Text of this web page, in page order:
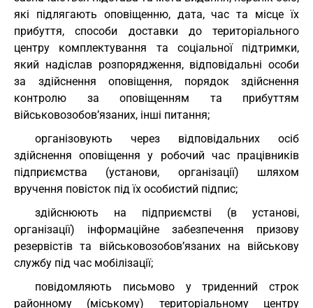
які підлягають оповіщенню, дата, час та місце їх
прибуття, способи доставки до територіального
центру комплектування та соціальної підтримки,
який надіслав розпорядження, відповідальні особи
за здійснення оповіщення, порядок здійснення
контролю за оповіщенням та прибуттям
військовозобов’язаних, інші питання;
організовують через відповідальних осіб
здійснення оповіщення у робочий час працівників
підприємства (установи, організації) шляхом
вручення повісток під їх особистий підпис;
здійснюють на підприємстві (в установі,
організації) інформаційне забезпечення призову
резервістів та військовозобов’язаних на військову
службу під час мобілізації;
повідомляють письмово у триденний строк
районному (міському) територіальному центру